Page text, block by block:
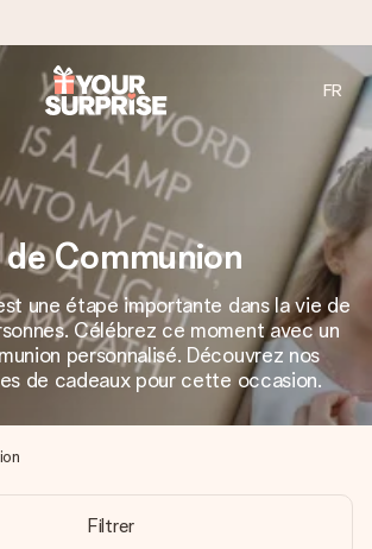
ce jour, expédié sous 24h
votre cadeau avec attention et l’envoyons
que vous puissiez l’offrir au bon moment,
le plus.
de +15 000 avis)
appréciés. Les clients nous attribuent
sur Google Reviews (total de tous les
présents).
gratuite
d’unique en quelques étapes – avec
FR
Communion
une étape importante dans la vie de
Célébrez ce moment avec un
personnalisé. Découvrez nos
de cadeaux pour cette occasion.
Filtrer